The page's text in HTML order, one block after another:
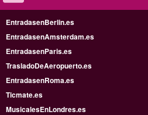
EntradasenBerlin.es
EntradasenAmsterdam.es
EntradasenParis.es
TrasladoDeAeropuerto.es
EntradasenRoma.es
Ticmate.es
MusicalesEnLondres.es